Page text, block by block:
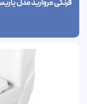
فرنگی مروارید مدل یاریس